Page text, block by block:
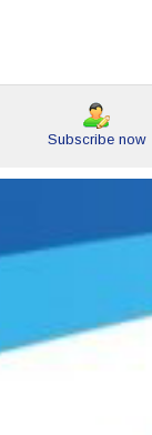
Subscribe now